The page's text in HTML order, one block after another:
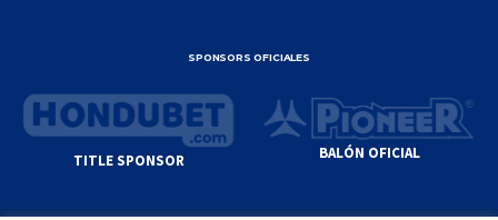
SPONSORS OFICIALES
TITLE SPONSOR BALÓN OFICIAL